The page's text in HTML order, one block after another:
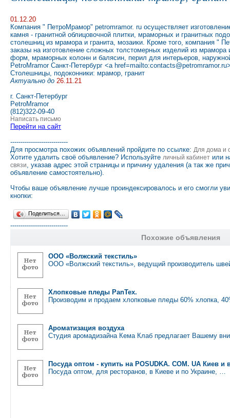
01.12.20
Компания " ПетроМрамор" petromramor. ru осуществляет
камня - гранитной облицовочной плитки, мраморных и гранитных
столешниц из мрамора и гранита, мозаики. Кроме того, компания "
заказы на изготовление сложных толстомерных изделий из
форм, мраморных колонн и балясин, перил для интерьеров,
PetroMramor Санкт-Петербург <a
Столешницы, подоконники: мрамор, гранит
Актуально до 26.11.21
г. Санкт-Петербург
PetroMramor
(812)322-09-40
Написать письмо
Перейти на сайт
----------------------------
Для просмотра похожих объявлений пройдите по ссылке: Для дома и
Хотите удалить своё объявление? Используйте личный кабинет или
связи, указав адрес этой страницы и причину удаления (а так же
объявление самостоятельно).
Чтобы ваше объявление лучше проиндексировалось и его смогли
кнопки:
Поделиться…
----------------------------
Похожие объявления
ООО «Волжский текстиль»
ООО «Волжский текстиль», ведущий производитель
Хлопковые пледы PanTex.
Производим и продаем хлопковые пледы 60% хлопка,
Ароматизация воздуха
Студия аромадизайна Кема Клаб предлагает Вашему
Посуда оптом - купить на POSUDKA. COM. UA Киев и
Посуда оптом, для ресторанов, в Киеве и по Украине, …